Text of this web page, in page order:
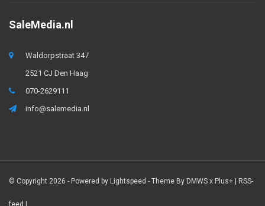
SaleMedia.nl
Waldorpstraat 347
2521 CJ Den Haag
070-2629111
info@salemedia.nl
© Copyright 2026 - Powered by Lightspeed - Theme By DMWS x Plus+ | RSS-
feed |